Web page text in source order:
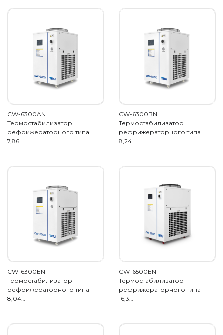
CW-6300AN
Термостабилизатор
рефрижераторного типа
7,86…
CW-6300BN
Термостабилизатор
рефрижераторного типа
8,24…
CW-6300EN
Термостабилизатор
рефрижераторного типа
8,04…
CW-6500EN
Термостабилизатор
рефрижераторного типа
16,3…